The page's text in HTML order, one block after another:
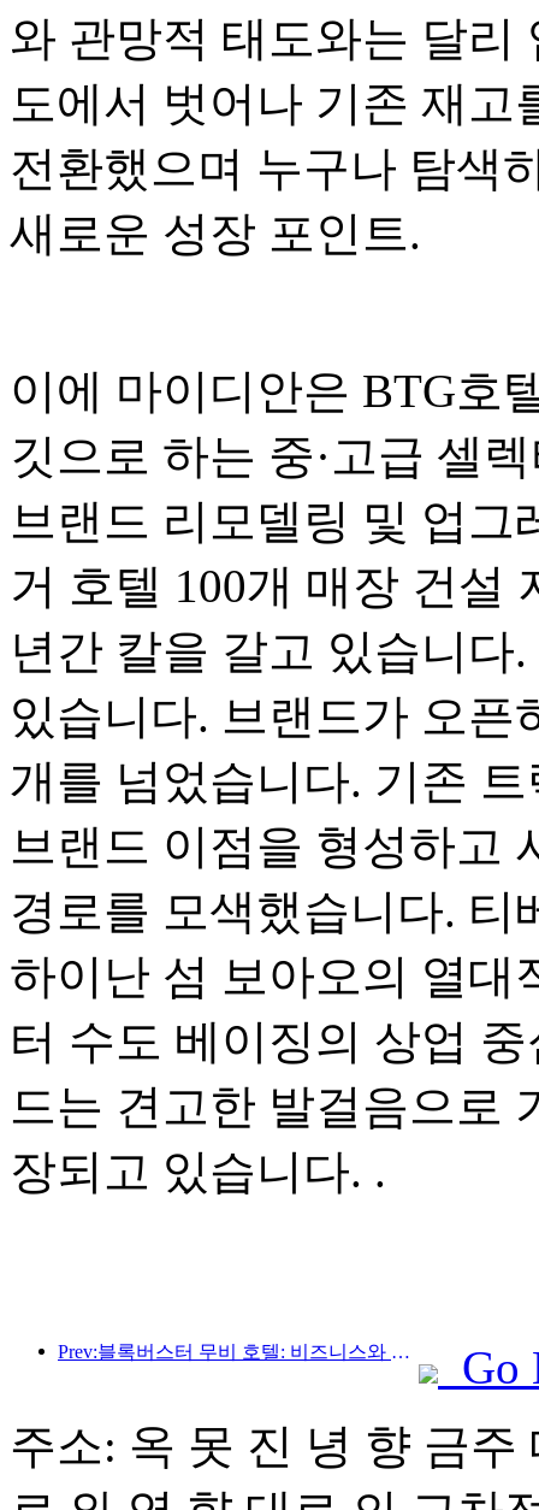
와 관망적 태도와는 달리
도에서 벗어나 기존 재
전환했으며 누구나 탐색
새로운 성장 포인트.
이에 마이디안은 BTG호
깃으로 하는 중·고급 셀
브랜드 리모델링 및 업
거 호텔 100개 매장 건설
년간 칼을 갈고 있습니다
있습니다. 브랜드가 오픈
개를 넘었습니다. 기존
브랜드 이점을 형성하고
경로를 모색했습니다.
하이난 섬 보아오의 열대
터 수도 베이징의 상업
드는 견고한 발걸음으로
장되고 있습니다. .
Prev:블록버스터 무비 호텔: 비즈니스와 영화의 완벽한 융합
Go
주소: 옥 못 진 녕 향 금